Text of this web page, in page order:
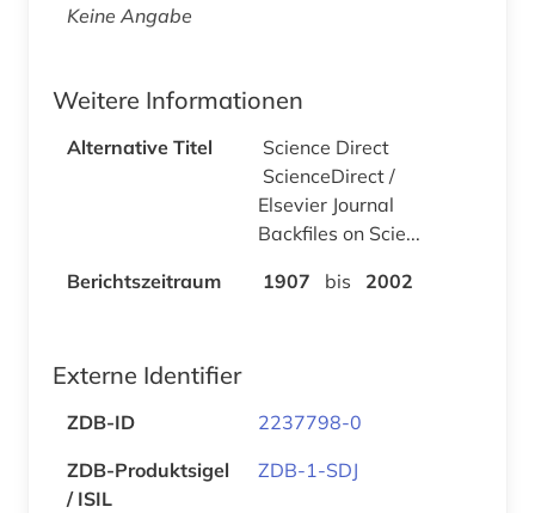
Keine Angabe
Weitere Informationen
Alternative Titel
Science Direct
ScienceDirect /
Elsevier Journal
Backfiles on Scie...
Berichtszeitraum
1907 bis 2002
Externe Identifier
ZDB-ID
2237798-0
ZDB-Produktsigel
/ ISIL
ZDB-1-SDJ